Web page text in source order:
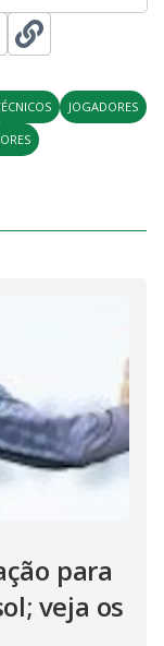
JOGADORES
para
veja os